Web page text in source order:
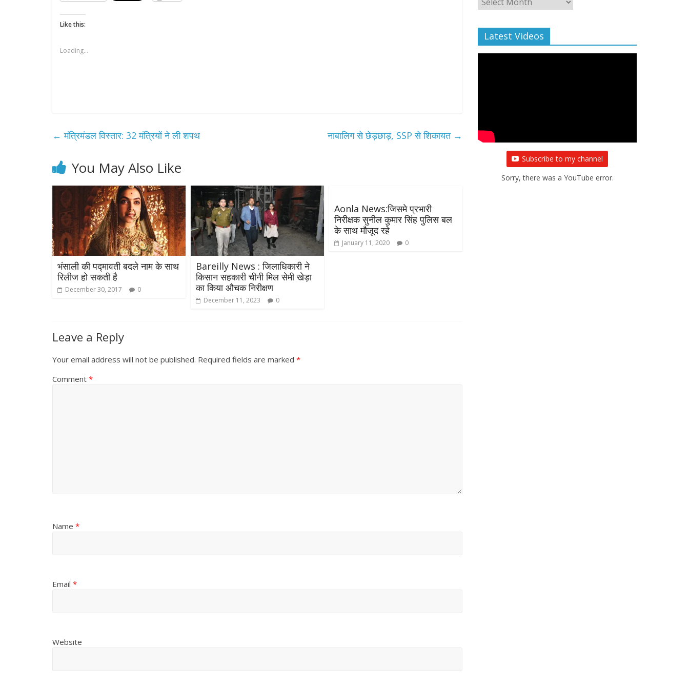
Like this:
Loading...
← मंत्रिमंडल विस्तार: 32 मंत्रियों ने ली शपथ नाबालिग से छेड़छाड़, SSP से शिकायत →
You May Also Like
भंसाली की पद्मावती बदले नाम के साथ
रिलीज हो सकती है
December 30, 2017 0
Bareilly News : जिलाधिकारी ने
किसान सहकारी चीनी मिल सेमी खेड़ा
का किया औचक निरीक्षण
December 11, 2023 0
Aonla News:जिसमे प्रभारी
निरीक्षक सुनील कुमार सिंह पुलिस बल
के साथ मौजूद रहे
January 11, 2020 0
Leave a Reply
Your email address will not be published. Required fields are marked *
Comment *
Name *
Email *
Website
Archive
Latest Videos
Subscribe to my channel
Sorry, there was a YouTube error.